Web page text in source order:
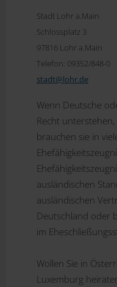
Stadt Lohr a.Main
Schlossplatz 3
97816 Lohr a.Main
Telefon: 09352/848-0
stadt@lohr.de
Wenn Deutsche
Recht
brauchen sie in
ausländischen
ausländischen
Deutschland oder
im
Wollen Sie in
Luxemburg